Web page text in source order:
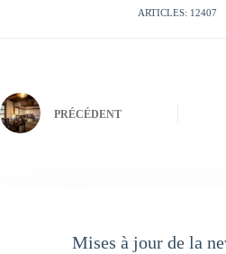
ARTICLES: 12407
PRÉCÉDENT
Mises à jour de la